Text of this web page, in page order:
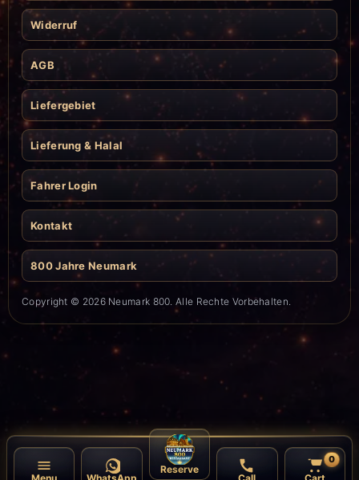
Reserve
0
Widerruf
AGB
Liefergebiet
Lieferung & Halal
Fahrer Login
Kontakt
800 Jahre Neumark
Copyright © 2026 Neumark 800. Alle Rechte Vorbehalten.